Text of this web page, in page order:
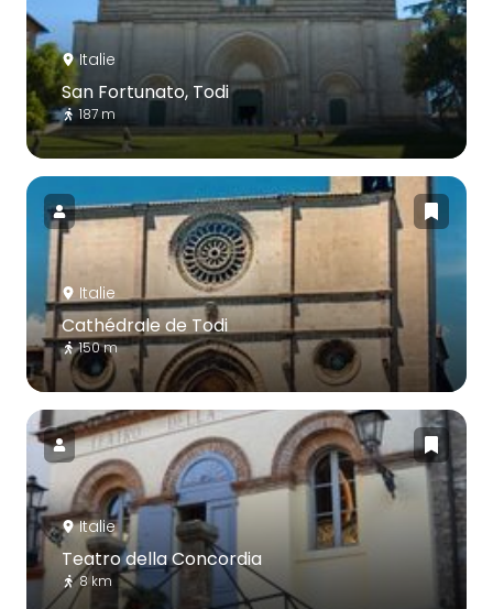
Italie
San Fortunato, Todi
187 m
Italie
Cathédrale de Todi
150 m
Italie
Teatro della Concordia
8 km